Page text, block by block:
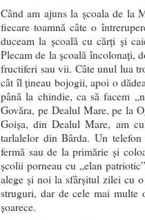
Când am ajuns la școala de la
fiecare toamnă câte o
duceam la școală cu cărți și
Plecam de la școală încolonați,
fructiferi sau vii. Câte unul lua
cât îl țineau bojogii, apoi o
până la chindie, ca să facem
Govăra, pe Dealul Mare, pe la
Goișa, din Dealul Mare, am
tarlalelor din Bârda. Un
fermă sau de la primărie și
școlii porneau cu „elan
alege și noi la sfârșitul zilei cu
struguri, dar de cele mai
șoarece.